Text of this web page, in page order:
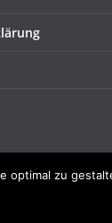
optimal zu